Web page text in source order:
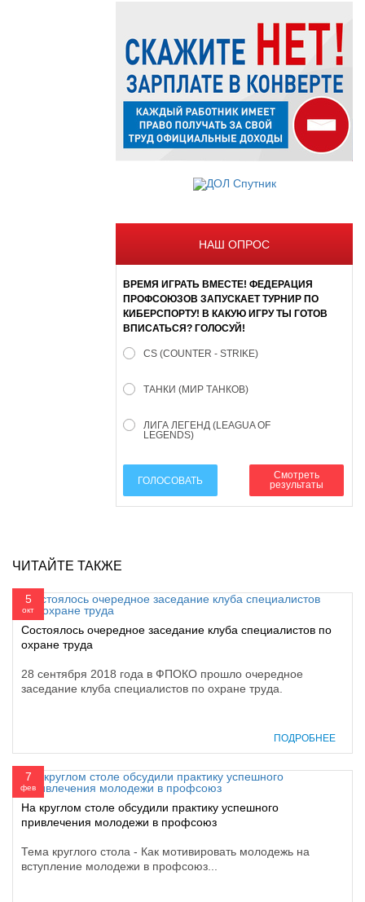
НАШ ОПРОС
ВРЕМЯ ИГРАТЬ ВМЕСТЕ! ФЕДЕРАЦИЯ
ПРОФСОЮЗОВ ЗАПУСКАЕТ ТУРНИР ПО
КИБЕРСПОРТУ! В КАКУЮ ИГРУ ТЫ ГОТОВ
ВПИСАТЬСЯ? ГОЛОСУЙ!
CS (COUNTER - STRIKE)
ТАНКИ (МИР ТАНКОВ)
ЛИГА ЛЕГЕНД (LEAGUA OF
LEGENDS)
ГОЛОСОВАТЬ
Смотреть
результаты
ЧИТАЙТЕ ТАКЖЕ
5
окт
Состоялось очередное заседание клуба специалистов по
охране труда
28 сентября 2018 года в ФПОКО прошло очередное
заседание клуба специалистов по охране труда.
ПОДРОБНЕЕ
7
фев
На круглом столе обсудили практику успешного
привлечения молодежи в профсоюз
Тема круглого стола - Как мотивировать молодежь на
вступление молодежи в профсоюз...